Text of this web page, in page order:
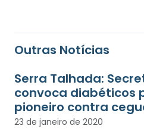
Outras Notícias
Serra Talhada:
convoca diabéticos
pioneiro contra
23 de janeiro de 2020